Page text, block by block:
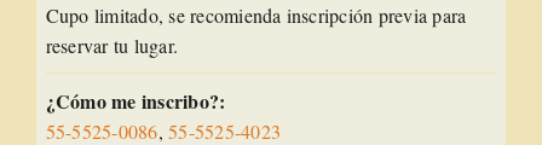
Cupo limitado, se recomienda inscripción previa para
reservar tu lugar.
¿Cómo me inscribo?:
55-5525-0086,55-5525-4023